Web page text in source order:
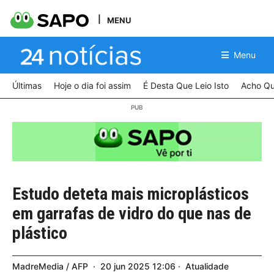
MENU
Menu
Últimas Hoje o dia foi assim É Desta Que Leio Isto Acho
Estudo deteta mais microplásticos
em garrafas de vidro do que nas de
plástico
MadreMedia / AFP 20 jun 2025 12:06 Atualidade